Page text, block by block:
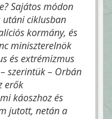
Sajátos módon
utáni ciklusban
kormány, és
miniszterelnök
és extrémizmus
szerintük – Orbán
erők
káoszhoz és
jutott, netán a